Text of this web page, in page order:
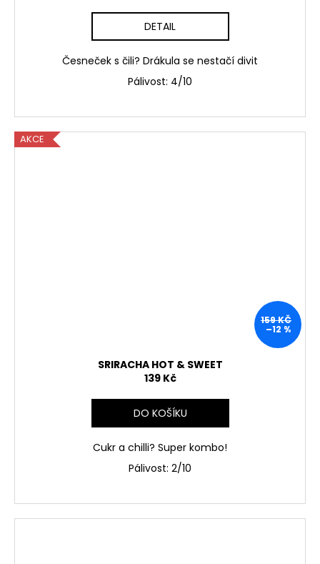
DETAIL
Česneček s čili? Drákula se nestačí divit
Pálivost: 4/10
AKCE
159 KČ
–12 %
SRIRACHA HOT & SWEET
139 Kč
DO KOŠÍKU
Cukr a chilli? Super kombo!
Pálivost: 2/10